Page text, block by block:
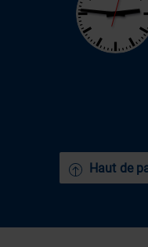
Haut de